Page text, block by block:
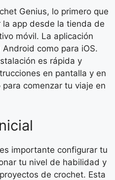
Genius, lo primero que
app desde la tienda de
móvil. La aplicación
como para iOS.
es rápida y
en pantalla y en
comenzar tu viaje en
importante configurar tu
tu nivel de habilidad y
de crochet. Esta